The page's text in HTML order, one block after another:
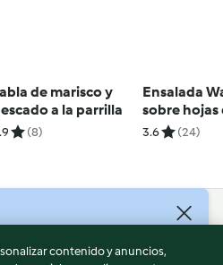
de marisco y
a la parrilla
(8)
Ensalada
sobre hojas
endibia
3.6 (24)
contenido y anuncios,